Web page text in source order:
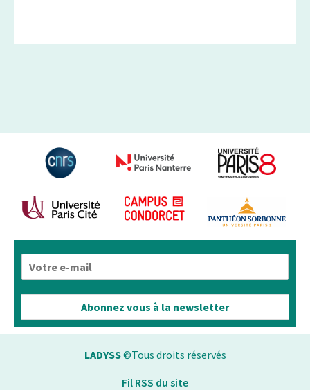
l
Abonnez vous à la newsletter
LADYSS©Tous droits réservés
Fil RSS du site